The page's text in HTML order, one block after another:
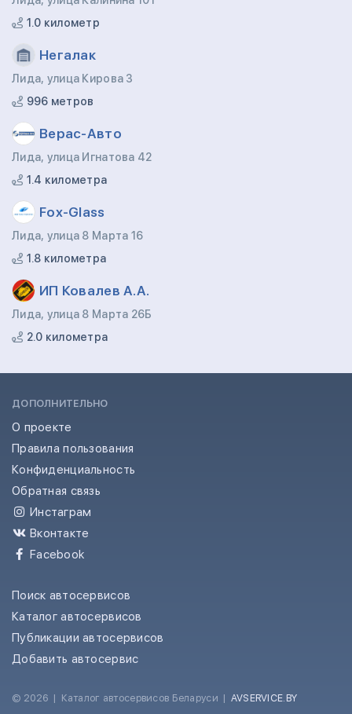
1.0 километр
Негалак
Лида, улица Кирова 3
996 метров
Верас-Авто
Лида, улица Игнатова 42
1.4 километра
Fox-Glass
Лида, улица 8 Марта 16
1.8 километра
ИП Ковалев А.А.
Лида, улица 8 Марта 26Б
2.0 километра
ДОПОЛНИТЕЛЬНО
О проекте
Правила пользования
Конфиденциальность
Обратная связь
Инстаграм
Вконтакте
Facebook
Поиск автосервисов
Каталог автосервисов
Публикации автосервисов
Добавить автосервис
© 2026 | Каталог автосервисов Беларуси | AVSERVICE.BY